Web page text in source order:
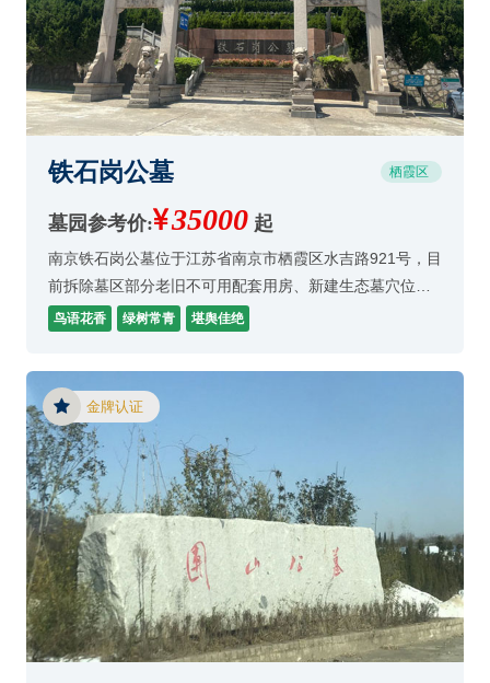
铁石岗公墓 栖霞区
墓园参考价: 35000 起
南京铁石岗公墓位于江苏省南京市栖霞区水吉路921号，目
前拆除墓区部分老旧不可用配套用房、新建生态墓穴位及
绿化；
鸟语花香 绿树常青 堪舆佳绝
金牌认证